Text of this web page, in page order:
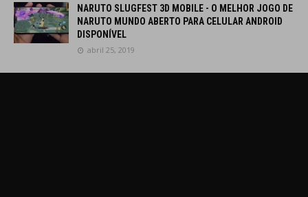
NARUTO SLUGFEST 3D MOBILE - O MELHOR JOGO DE
NARUTO MUNDO ABERTO PARA CELULAR ANDROID
DISPONÍVEL
abril 25, 2019